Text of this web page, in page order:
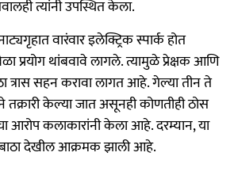
त्यांनी उपस्थित केला.
वारंवार इलेक्ट्रिक स्पार्क होत
प्रयोग थांबवावे लागले. त्यामुळे प्रेक्षक आणि
त्रास सहन करावा लागत आहे. गेल्या तीन ते
तक्रारी केल्या जात असूनही कोणतीही ठोस
आरोप कलाकारांनी केला आहे. दरम्यान, या
देखील आक्रमक झाली आहे.